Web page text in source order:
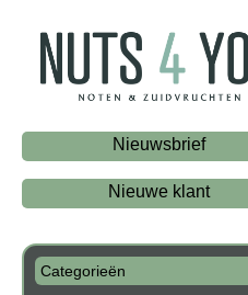
Nieuwsbrief
Nieuwe klant
Categorieën